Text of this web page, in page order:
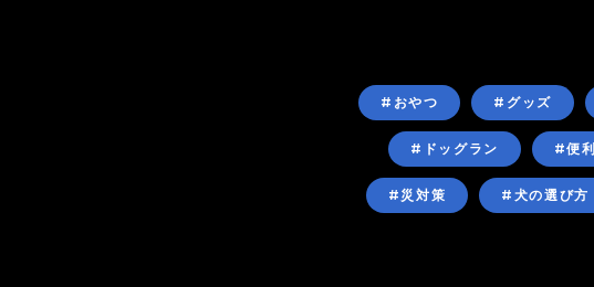
#おやつ #グッズ
#ドッグラン #便利
#災対策 #犬の選び方